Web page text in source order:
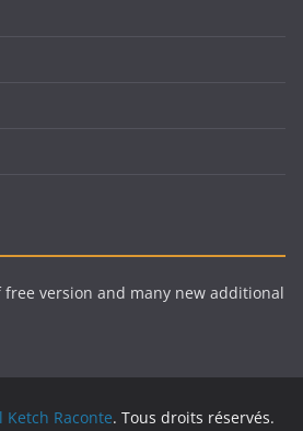
version and many new additional
Ketch Raconte. Tous droits réservés.